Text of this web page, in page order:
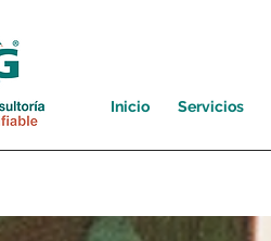
Inicio Servicios